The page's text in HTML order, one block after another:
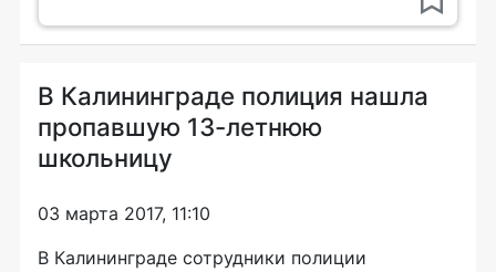
В Калининграде полиция нашла
пропавшую 13-летнюю
школьницу
03 марта 2017, 11:10
В Калининграде сотрудники полиции